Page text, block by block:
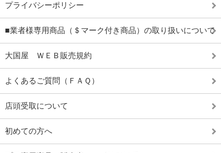
プライバシーポリシー
■業者様専用商品（＄マーク付き商品）の取り扱いについて
大国屋 ＷＥＢ販売規約
よくあるご質問（ＦＡＱ）
店頭受取について
初めての方へ